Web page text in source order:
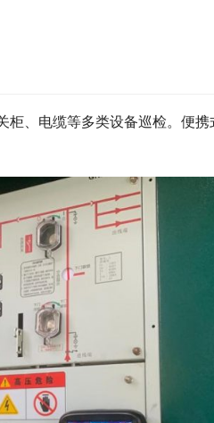
、电缆等多类设备巡检。便携